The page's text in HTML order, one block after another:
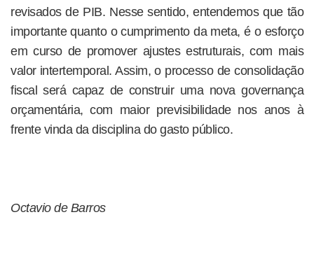
revisados de PIB. Nesse sentido, entendemos que tão
importante quanto o cumprimento da meta, é o esforço
em curso de promover ajustes estruturais, com mais
valor intertemporal. Assim, o processo de consolidação
fiscal será capaz de construir uma nova governança
orçamentária, com maior previsibilidade nos anos à
frente vinda da disciplina do gasto público.
Octavio de Barros